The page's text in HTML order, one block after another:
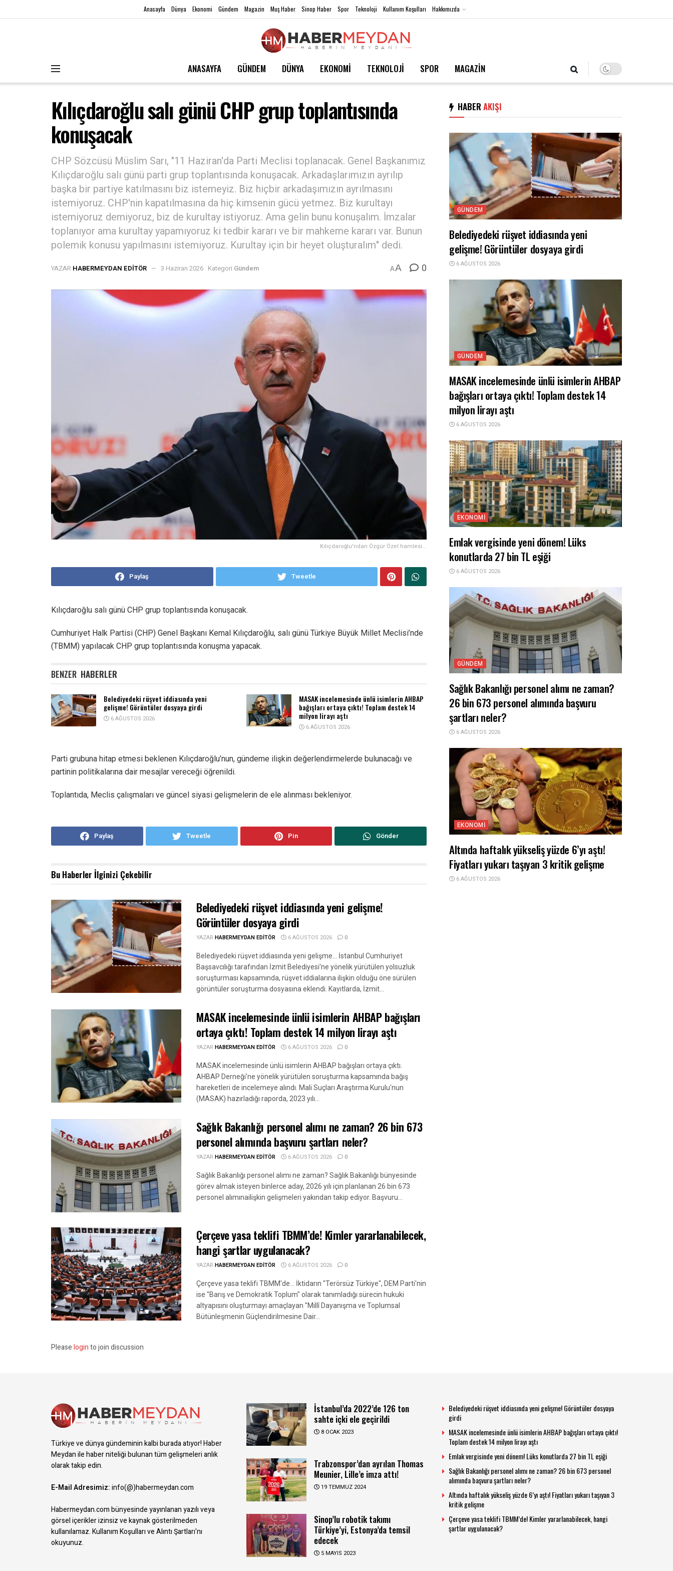
Anasayfa Dünya Ekonomi Gündem Magazin Muş Haber Sinop Haber Spor Teknoloji Kullanım Koşulları Hakkımızda
ANASAYFA GÜNDEM DÜNYA EKONOMİ TEKNOLOJİ SPOR MAGAZİN
Kılıçdaroğlu salı günü CHP grup toplantısında
konuşacak
CHP Sözcüsü Müslim Sarı, "11 Haziran'da Parti Meclisi toplanacak. Genel Başkanımız
Kılıçdaroğlu salı günü parti grup toplantısında konuşacak. Arkadaşlarımızın ayrılıp
başka bir partiye katılmasını biz istemeyiz. Biz hiçbir arkadaşımızın ayrılmasını
istemiyoruz. CHP'nin kapatılmasına da hiç kimsenin gücü yetmez. Biz kurultayı
istemiyoruz demiyoruz, biz de kurultay istiyoruz. Ama gelin bunu konuşalım. İmzalar
toplanıyor ama kurultay yapamıyoruz ki tedbir kararı ve bir mahkeme kararı var. Bunun
polemik konusu yapılmasını istemiyoruz. Kurultay için bir heyet oluşturalım" dedi.
YAZAR HABERMEYDAN EDITÖR 3 Haziran 2026 Kategori Gündem AA 0
Kılıçdaroğlu'ndan Özgür Özel hamlesi...
Paylaş Tweetle
Kılıçdaroğlu salı günü CHP grup toplantısında konuşacak.
Cumhuriyet Halk Partisi (CHP) Genel Başkanı Kemal Kılıçdaroğlu, salı günü Türkiye Büyük Millet Meclisi’nde
(TBMM) yapılacak CHP grup toplantısında konuşma yapacak.
BENZER HABERLER
Belediyedeki rüşvet iddiasında yeni
gelişme! Görüntüler dosyaya girdi
6 AĞUSTOS 2026
MASAK incelemesinde ünlü isimlerin AHBAP
bağışları ortaya çıktı! Toplam destek 14
milyon lirayı aştı
6 AĞUSTOS 2026
Parti grubuna hitap etmesi beklenen Kılıçdaroğlu’nun, gündeme ilişkin değerlendirmelerde bulunacağı ve
partinin politikalarına dair mesajlar vereceği öğrenildi.
Toplantıda, Meclis çalışmaları ve güncel siyasi gelişmelerin de ele alınması bekleniyor.
Paylaş Tweetle Pin Gönder
Bu Haberler İlginizi Çekebilir
Belediyedeki rüşvet iddiasında yeni gelişme!
Görüntüler dosyaya girdi
YAZAR HABERMEYDAN EDITÖR 6 AĞUSTOS 2026 0
Belediyedeki rüşvet iddiasında yeni gelişme... İstanbul Cumhuriyet
Başsavcılığı tarafından İzmit Belediyesi'ne yönelik yürütülen yolsuzluk
soruşturması kapsamında, rüşvet iddialarına ilişkin olduğu öne sürülen
görüntüler soruşturma dosyasına eklendi. Kayıtlarda, İzmit...
MASAK incelemesinde ünlü isimlerin AHBAP bağışları
ortaya çıktı! Toplam destek 14 milyon lirayı aştı
YAZAR HABERMEYDAN EDITÖR 6 AĞUSTOS 2026 0
MASAK incelemesinde ünlü isimlerin AHBAP bağışları ortaya çıktı.
AHBAP Derneği'ne yönelik yürütülen soruşturma kapsamında bağış
hareketleri de incelemeye alındı. Mali Suçları Araştırma Kurulu'nun
(MASAK) hazırladığı raporda, 2023 yılı...
Sağlık Bakanlığı personel alımı ne zaman? 26 bin 673
personel alımında başvuru şartları neler?
YAZAR HABERMEYDAN EDITÖR 6 AĞUSTOS 2026 0
Sağlık Bakanlığı personel alımı ne zaman? Sağlık Bakanlığı bünyesinde
görev almak isteyen binlerce aday, 2026 yılı için planlanan 26 bin 673
personel alımınailişkin gelişmeleri yakından takip ediyor. Başvuru...
Çerçeve yasa teklifi TBMM’de! Kimler yararlanabilecek,
hangi şartlar uygulanacak?
YAZAR HABERMEYDAN EDITÖR 6 AĞUSTOS 2026 0
Çerçeve yasa teklifi TBMM'de... İktidarın "Terörsüz Türkiye", DEM Parti'nin
ise "Barış ve Demokratik Toplum" olarak tanımladığı sürecin hukuki
altyapısını oluşturmayı amaçlayan "Millî Dayanışma ve Toplumsal
Bütünleşmenin Güçlendirilmesine Dair...
Pleaseloginto join discussion
HABER AKIŞI
GÜNDEM
Belediyedeki rüşvet iddiasında yeni
gelişme! Görüntüler dosyaya girdi
6 AĞUSTOS 2026
GÜNDEM
MASAK incelemesinde ünlü isimlerin AHBAP
bağışları ortaya çıktı! Toplam destek 14
milyon lirayı aştı
6 AĞUSTOS 2026
EKONOMI
Emlak vergisinde yeni dönem! Lüks
konutlarda 27 bin TL eşiği
6 AĞUSTOS 2026
GÜNDEM
Sağlık Bakanlığı personel alımı ne zaman?
26 bin 673 personel alımında başvuru
şartları neler?
6 AĞUSTOS 2026
EKONOMI
Altında haftalık yükseliş yüzde 6’yı aştı!
Fiyatları yukarı taşıyan 3 kritik gelişme
6 AĞUSTOS 2026
Türkiye ve dünya gündeminin kalbi burada atıyor! Haber
Meydan ile haber niteliği bulunan tüm gelişmeleri anlık
olarak takip edin.
E-Mail Adresimiz:info(@)habermeydan.com
Habermeydan.com bünyesinde yayınlanan yazılı veya
görsel içerikler izinsiz ve kaynak gösterilmeden
kullanılamaz.Kullanım Koşulları ve Alıntı Şartları'nı
okuyunuz.
İstanbul’da 2022’de 126 ton
sahte içki ele geçirildi
8 OCAK 2023
Trabzonspor’dan ayrılan Thomas
Meunier, Lille’e imza attı!
19 TEMMUZ 2024
Sinop’lu robotik takımı
Türkiye’yi, Estonya’da temsil
edecek
5 MAYIS 2023
Belediyedeki rüşvet iddiasında yeni gelişme! Görüntüler dosyaya
girdi
MASAK incelemesinde ünlü isimlerin AHBAP bağışları ortaya çıktı!
Toplam destek 14 milyon lirayı aştı
Emlak vergisinde yeni dönem! Lüks konutlarda 27 bin TL eşiği
Sağlık Bakanlığı personel alımı ne zaman? 26 bin 673 personel
alımında başvuru şartları neler?
Altında haftalık yükseliş yüzde 6’yı aştı! Fiyatları yukarı taşıyan 3
kritik gelişme
Çerçeve yasa teklifi TBMM’de! Kimler yararlanabilecek, hangi
şartlar uygulanacak?